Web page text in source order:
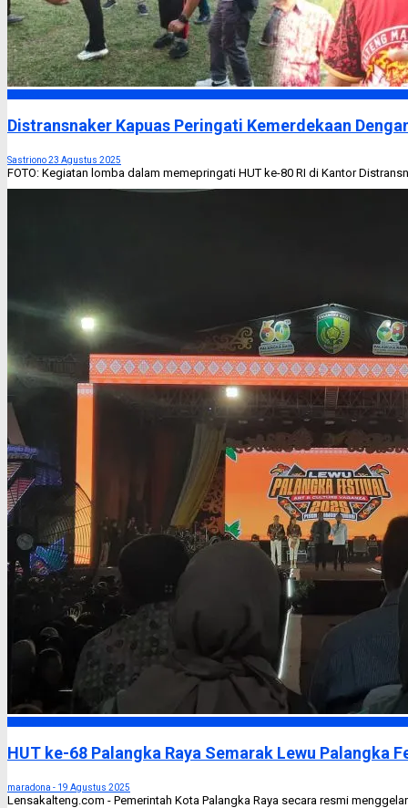
Distransnaker Kapuas Peringati Kemerdekaan
Sastriono23 Agustus 2025
FOTO: Kegiatan lomba dalam memepringati HUT ke-80 RI di Kantor
HUT ke-68 Palangka Raya Semarak Lewu Palangka
maradona - 19 Agustus 2025
Lensakalteng.com - Pemerintah Kota Palangka Raya secara resmi